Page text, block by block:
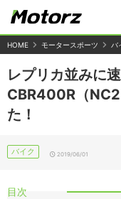
HOME モータースポーツ バ
レプリカ並みに
CBR400R（
た！
バイク 2019/06/01
目次